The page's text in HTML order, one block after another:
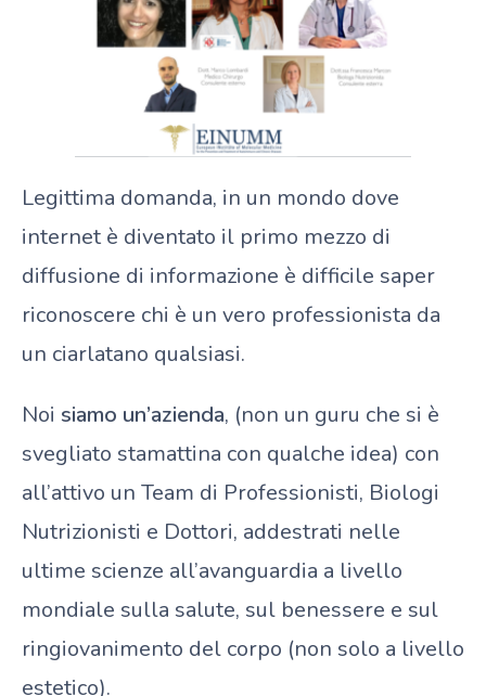
Legittima domanda, in un mondo dove
internet è diventato il primo mezzo di
diffusione di informazione è difficile saper
riconoscere chi è un vero professionista da
un ciarlatano qualsiasi.
Noi siamo un’azienda, (non un guru che si è
svegliato stamattina con qualche idea) con
all’attivo un Team di Professionisti, Biologi
Nutrizionisti e Dottori, addestrati nelle
ultime scienze all’avanguardia a livello
mondiale sulla salute, sul benessere e sul
ringiovanimento del corpo (non solo a livello
estetico).